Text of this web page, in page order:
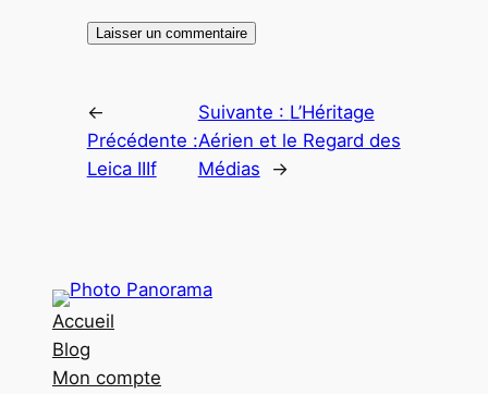
←
Précédente :
Leica IIIf
Suivante : L’Héritage
Aérien et le Regard des
Médias
→
Accueil
Blog
Mon compte